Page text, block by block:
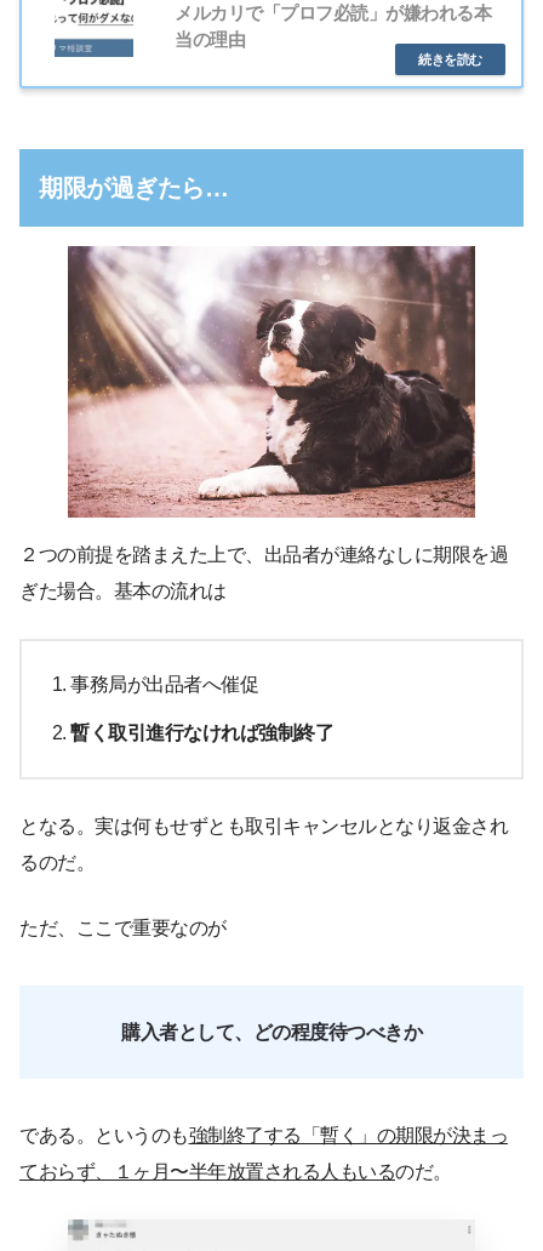
メルカリで「プロフ必読」が嫌われる本
当の理由
期限が過ぎたら…
２つの前提を踏まえた上で、出品者が連絡なしに期限を過
ぎた場合。基本の流れは
事務局が出品者へ催促
暫く取引進行なければ強制終了
となる。実は何もせずとも取引キャンセルとなり返金され
るのだ。
ただ、ここで重要なのが
購入者として、どの程度待つべきか
である。というのも強制終了する「暫く」の期限が決まっ
ておらず、１ヶ月〜半年放置される人もいるのだ。